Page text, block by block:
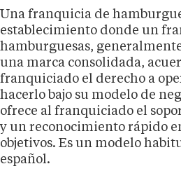
Una franquicia de
establecimiento donde un
hamburguesas,
una marca consolidada,
franquiciado el derecho a
hacerlo bajo su modelo de
ofrece al franquiciado el
y un reconocimiento rápido
objetivos. Es un modelo
español.